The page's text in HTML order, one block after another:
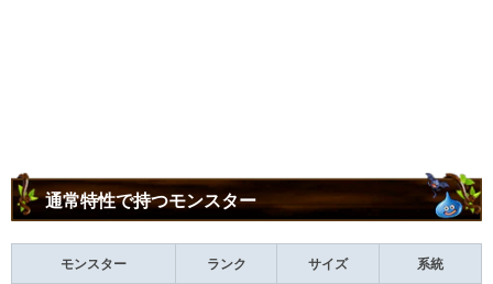
通常特性で持つモンスター
モンスター ランク サイズ 系統